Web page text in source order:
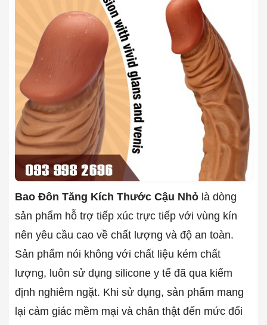
Bao Đôn Tăng Kích Thước Cậu Nhỏ là dòng
sản phẩm hỗ trợ tiếp xúc trực tiếp với vùng kín
nên yêu cầu cao về chất lượng và độ an toàn.
Sản phẩm nói không với chất liệu kém chất
lượng, luôn sử dụng silicone y tế đã qua kiểm
định nghiêm ngặt. Khi sử dụng, sản phẩm mang
lại cảm giác mềm mại và chân thật đến mức đối